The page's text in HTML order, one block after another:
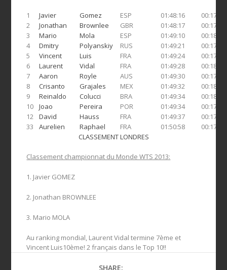
1 Javier Gomez ESP 01:48:16
00:17:23
2
Jonathan Brownlee GBR 01:48:17
00:17:10
3
Mario Mola ESP 01:49:10
00:18:05
4
Dmitry Polyanskiy RUS 01:49:21
00:17:17
5
Vincent Luis FRA 01:49:24
00:17:24
6
Laurent Vidal FRA 01:49:28
00:18:03
7
Aaron Royle AUS 01:49:30
00:17:07
8
Crisanto Grajales MEX 01:49:32
00:18:30
9
Reinaldo Colucci BRA 01:49:34
00:18:31
10
Joao Pereira POR 01:49:34
00:17:59
12
David Hauss FRA 01:49:37
00:17:39
33
Aurelien Raphael FRA 01:50:58
00:17:19
CLASSEMENT LONDRES
Classement championnat du Monde WTS 2013:
1. Javier GOMEZ
2. Jonathan BROWNLEE
3. Mario MOLA
Au ranking mondial, Laurent Vidal termine 7ème et
Vincent Luis10ème! 2 français dans le Top 10!!
SHARE: